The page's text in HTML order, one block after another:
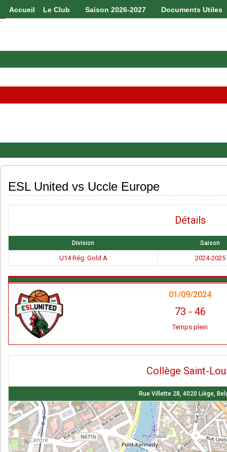
Accueil Le Club Saison 2026-2027 Documents Utiles
ESL United vs Uccle Europe
Détails
Division Saison
U14 Rég. Gold A 2024-2025
01/09/2024
73 - 46
Temps plein
Collège Saint-
Rue Villette 28, 4020 Liège,